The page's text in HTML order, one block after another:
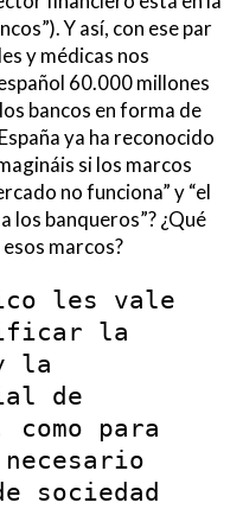
Y así, con ese par
y médicas nos
60.000 millones
bancos en forma de
ya ha reconocido
si los marcos
no funciona” y “el
los banqueros”? ¿Qué
marcos?
les vale
la
la
de
para
sociedad